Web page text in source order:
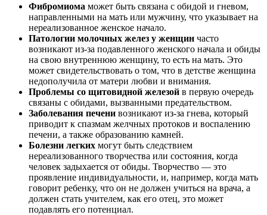
Фибромиома может быть связана с обидой и гневом,
направленными на мать или мужчину, что указывает на
нереализованное женское начало.
Патологии молочных желез у женщин часто
возникают из-за подавленного женского начала и обиды
на свою внутреннюю женщину, то есть на мать. Это
может свидетельствовать о том, что в детстве женщина
недополучила от матери любви и внимания.
Проблемы со щитовидной железой в первую очередь
связаны с обидами, вызванными предательством.
Заболевания печени возникают из-за гнева, который
приводит к спазмам желчных протоков и воспалению
печени, а также образованию камней.
Болезни легких могут быть следствием
нереализованного творчества или состояния, когда
человек задыхается от обиды. Творчество — это
проявление индивидуальности, и, например, когда мать
говорит ребенку, что он не должен учиться на врача, а
должен стать учителем, как его отец, это может
подавлять его потенциал.